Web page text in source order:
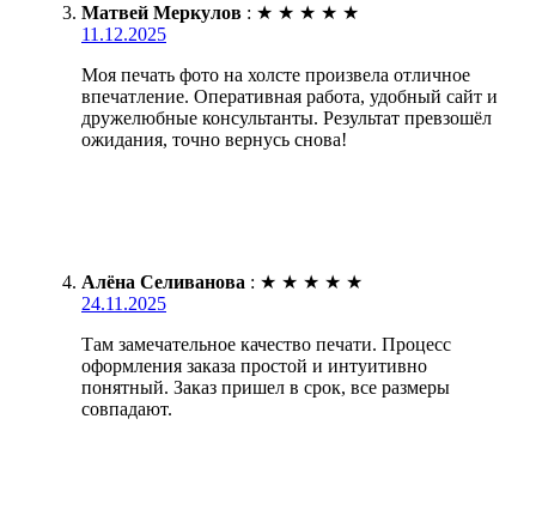
Матвей Меркулов : ★ ★ ★ ★ ★
11.12.2025
Моя печать фото на холсте произвела отличное
впечатление. Оперативная работа, удобный сайт и
дружелюбные консультанты. Результат превзошёл
ожидания, точно вернусь снова!
Алёна Селиванова : ★ ★ ★ ★ ★
24.11.2025
Там замечательное качество печати. Процесс
оформления заказа простой и интуитивно
понятный. Заказ пришел в срок, все размеры
совпадают.